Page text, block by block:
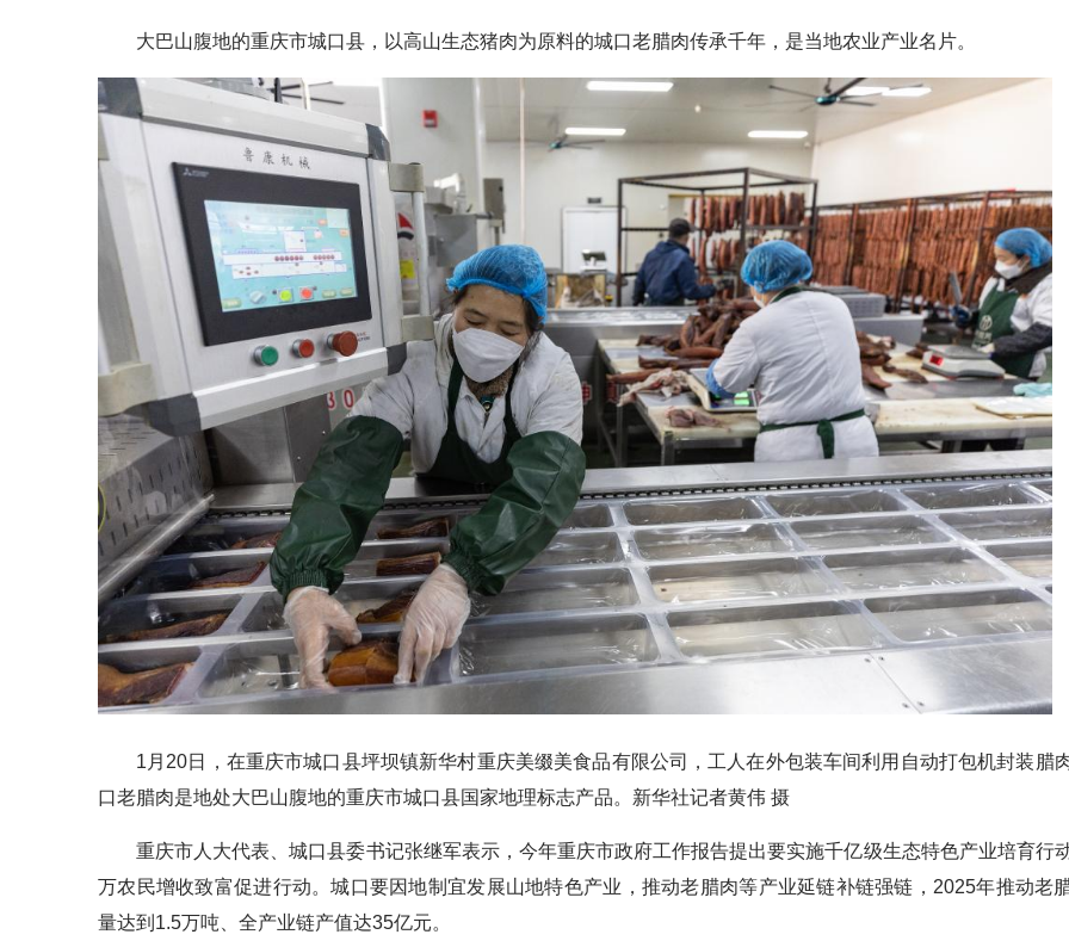
大巴山腹地的重庆市城口县，以高山生态猪肉为原料的城口老腊肉传承千年，是当地农业产业名片。
1月20日，在重庆市城口县坪坝镇新华村重庆美缀美食品有限公司，工人在外包装车间利用自动打包机封装腊
口老腊肉是地处大巴山腹地的重庆市城口县国家地理标志产品。新华社记者黄伟 摄
重庆市人大代表、城口县委书记张继军表示，今年重庆市政府工作报告提出要实施千亿级生态特色产业培育行
万农民增收致富促进行动。城口要因地制宜发展山地特色产业，推动老腊肉等产业延链补链强链，2025年推动老
量达到1.5万吨、全产业链产值达35亿元。